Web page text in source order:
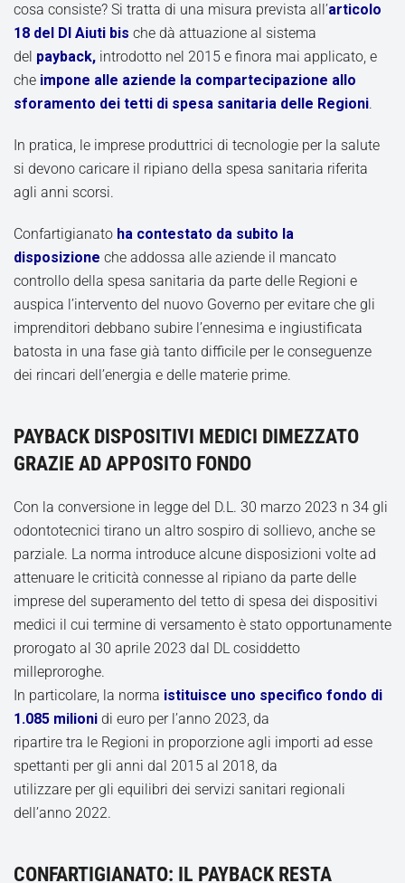
cosa consiste? Si tratta di una misura prevista all’articolo
18 del Dl Aiuti bis che dà attuazione al sistema
del payback, introdotto nel 2015 e finora mai applicato, e
che impone alle aziende la compartecipazione allo
sforamento dei tetti di spesa sanitaria delle Regioni.
In pratica, le imprese produttrici di tecnologie per la salute
si devono caricare il ripiano della spesa sanitaria riferita
agli anni scorsi.
Confartigianato ha contestato da subito la
disposizione che addossa alle aziende il mancato
controllo della spesa sanitaria da parte delle Regioni e
auspica l’intervento del nuovo Governo per evitare che gli
imprenditori debbano subire l’ennesima e ingiustificata
batosta in una fase già tanto difficile per le conseguenze
dei rincari dell’energia e delle materie prime.
PAYBACK DISPOSITIVI MEDICI DIMEZZATO
GRAZIE AD APPOSITO FONDO
Con la conversione in legge del D.L. 30 marzo 2023 n 34 gli
odontotecnici tirano un altro sospiro di sollievo, anche se
parziale. La norma introduce alcune disposizioni volte ad
attenuare le criticità connesse al ripiano da parte delle
imprese del superamento del tetto di spesa dei dispositivi
medici il cui termine di versamento è stato opportunamente
prorogato al 30 aprile 2023 dal DL cosiddetto
milleproroghe.
In particolare, la norma istituisce uno specifico fondo di
1.085 milioni di euro per l’anno 2023, da
ripartire tra le Regioni in proporzione agli importi ad esse
spettanti per gli anni dal 2015 al 2018, da
utilizzare per gli equilibri dei servizi sanitari regionali
dell’anno 2022.
CONFARTIGIANATO: IL PAYBACK RESTA